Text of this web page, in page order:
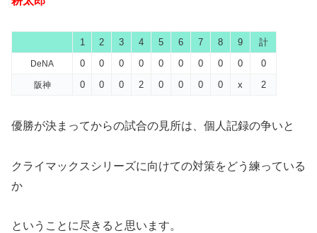
1 2 3 4 5 6 7 8 9 計
DeNA 0 0 0 0 0 0 0 0 0 0
阪神 0 0 0 2 0 0 0 0 x 2
優勝が決まってからの試合の見所は、個人記録の争いと
クライマックスシリーズに向けての対策をどう練っている
か
ということに尽きると思います。